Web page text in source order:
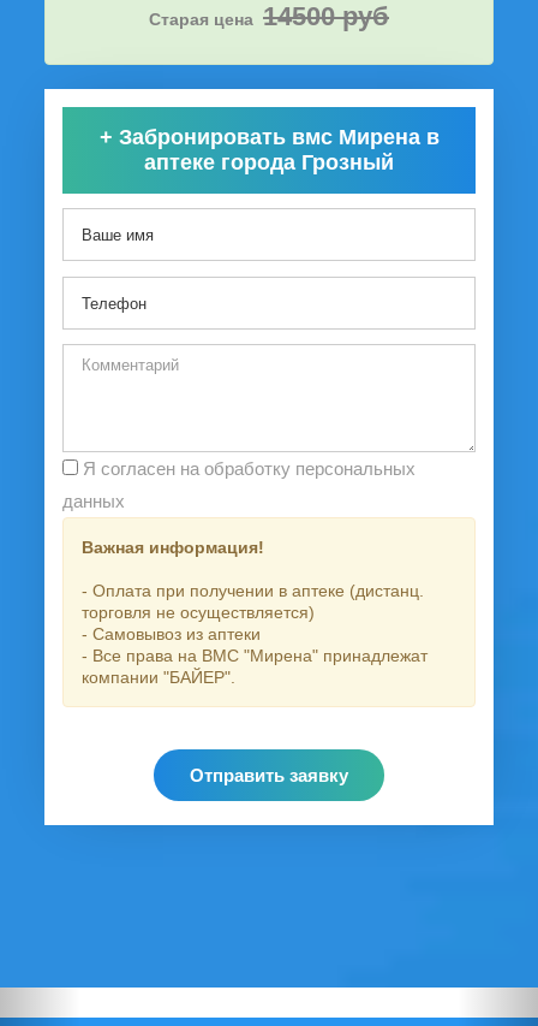
Старая цена 14500 руб
+ Забронировать вмс Мирена в
аптеке города Грозный
данных
Важная информация!
- Оплата при получении в аптеке (дистанц.
торговля не осуществляется)
- Самовывоз из аптеки
- Все права на ВМС "Мирена" принадлежат
компании "БАЙЕР".
Отправить заявку